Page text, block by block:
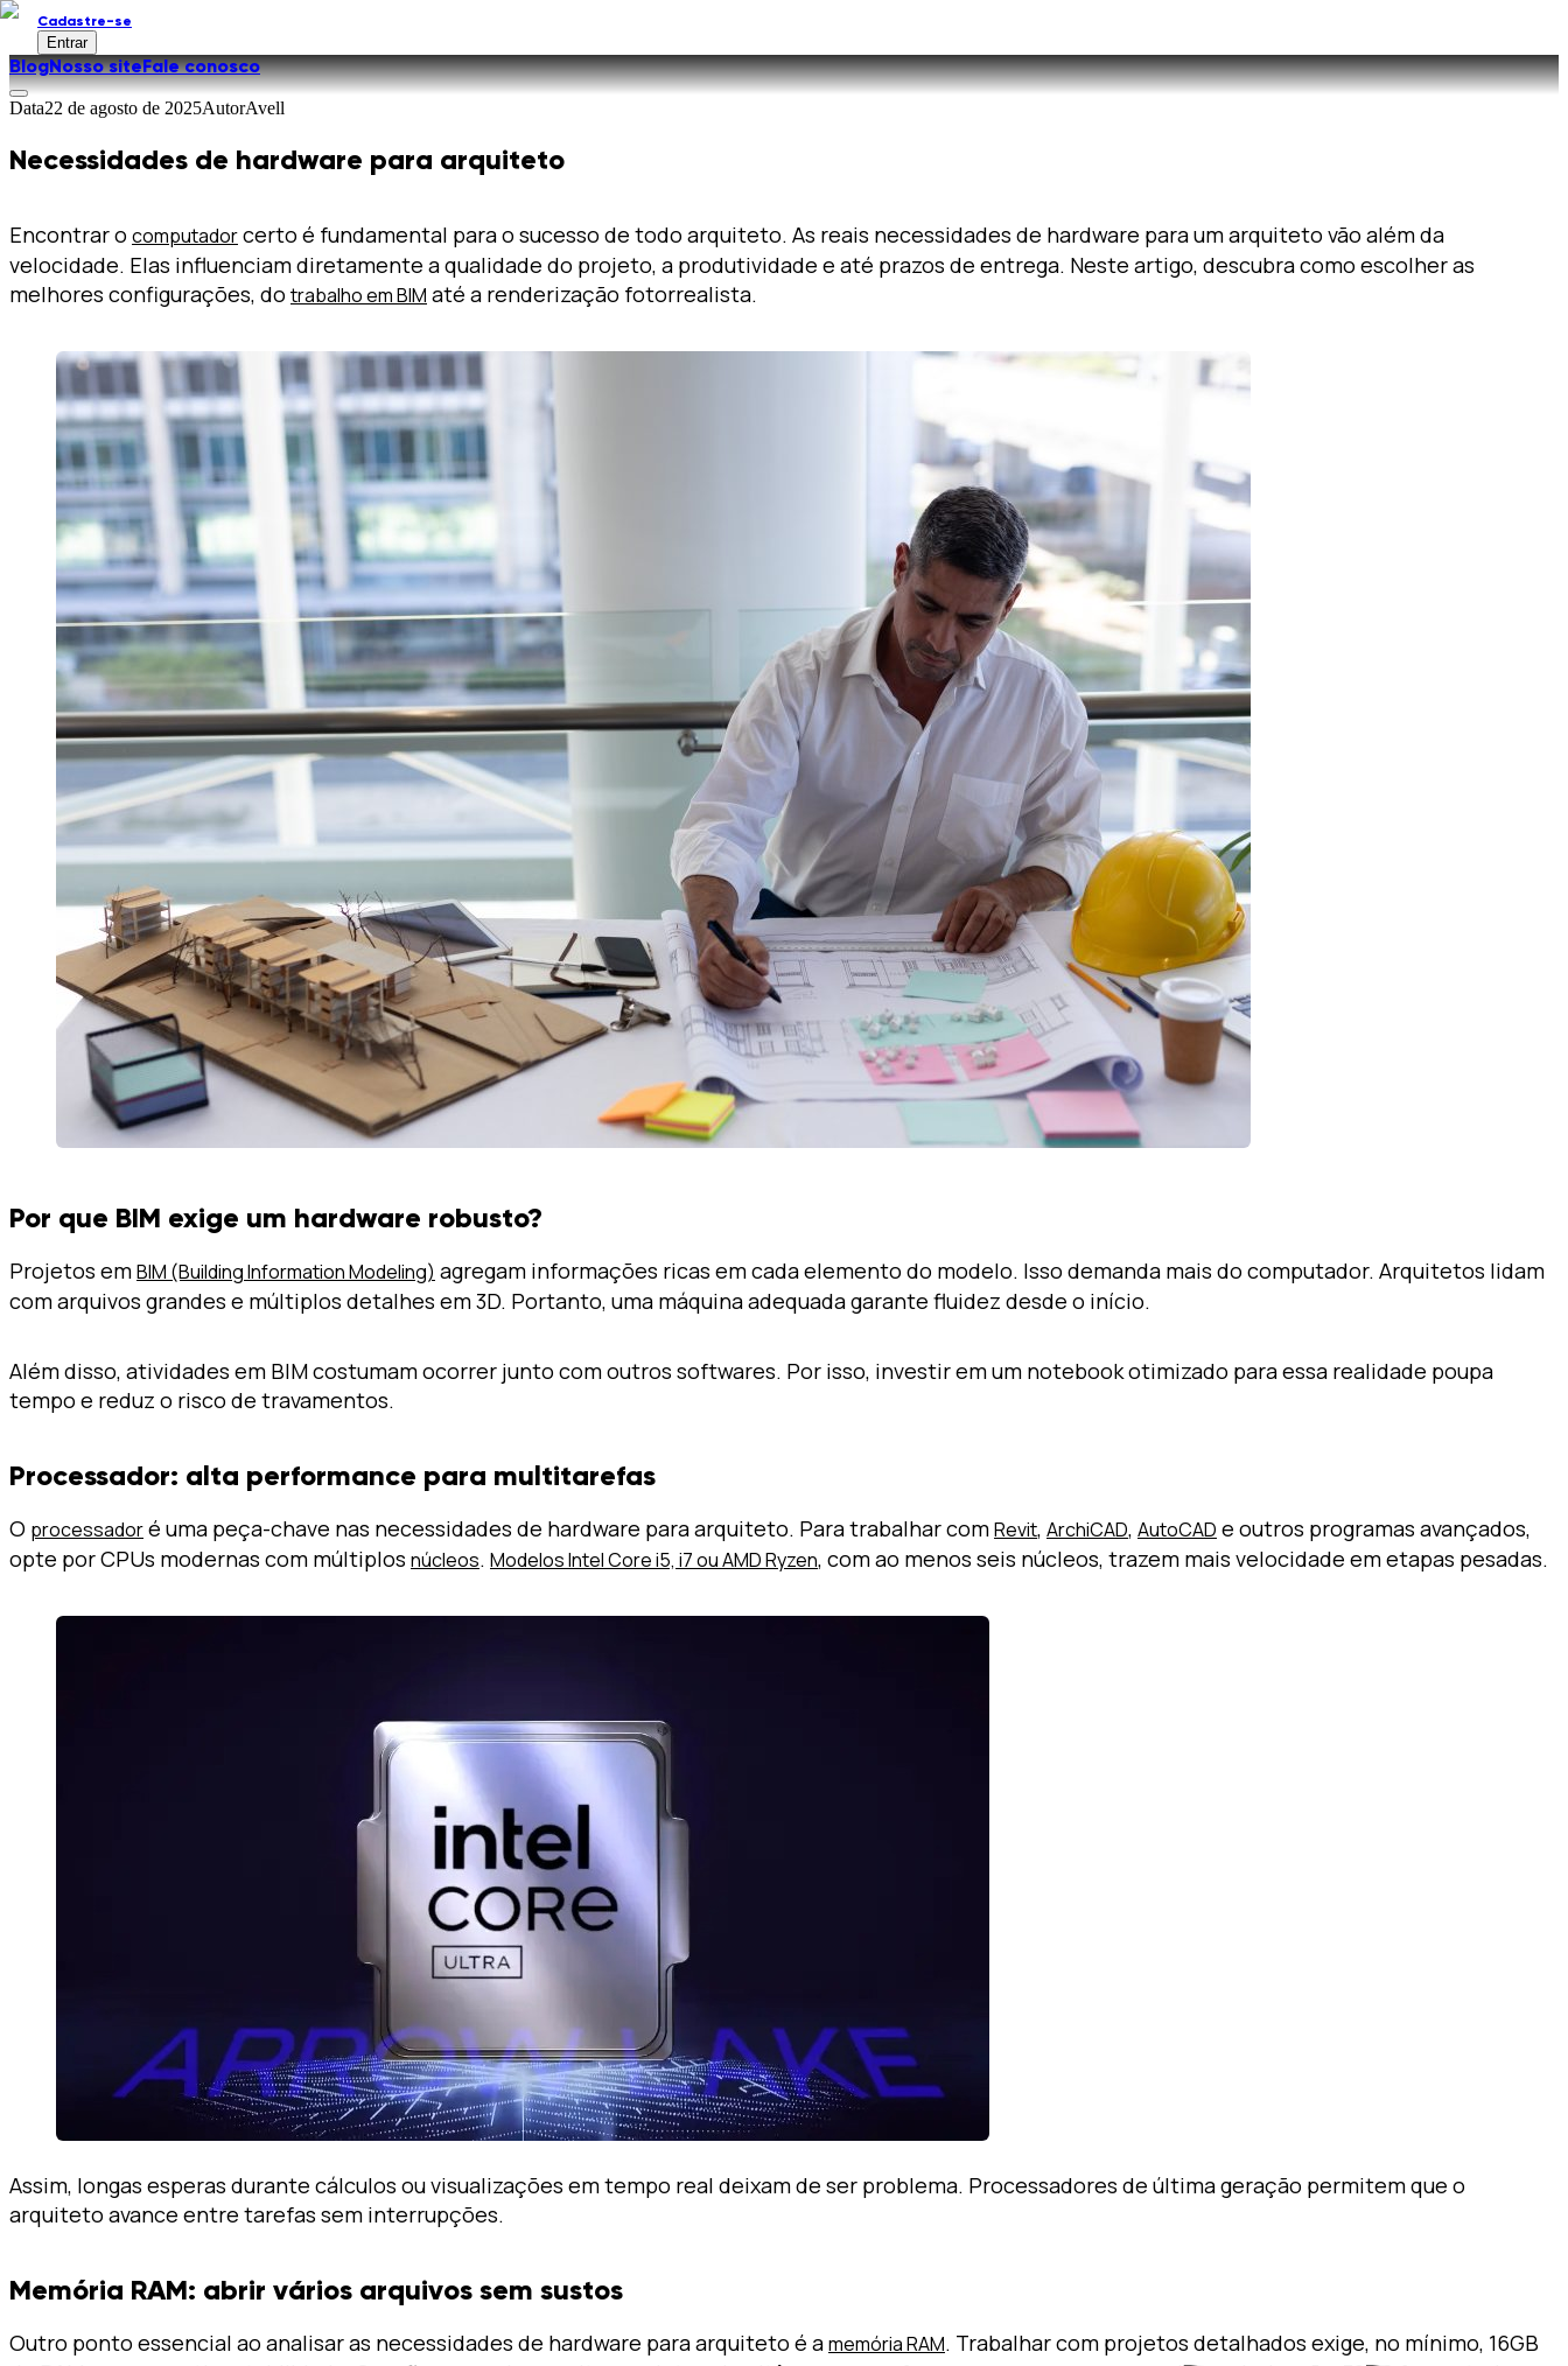
Cadastre-se
Entrar
BlogNosso siteFale conosco
Data22 de agosto de 2025AutorAvell
Necessidades de hardware para arquiteto
Encontrar o computadorcerto é fundamental para o sucesso de todo arquiteto. As reais necessidades de hardware para um arquiteto vão além da
velocidade. Elas influenciam diretamente a qualidade do projeto, a produtividade e até prazos de entrega. Neste artigo, descubra como escolher as
melhores configurações, dotrabalho em BIM até a renderização fotorrealista.
Por que BIM exige um hardware robusto?
Projetos emBIM (Building Information Modeling) agregam informações ricas em cada elemento do modelo. Isso demanda mais do computador. Arquitetos lidam
com arquivos grandes e múltiplos detalhes em 3D. Portanto, uma máquina adequada garante fluidez desde o início.
Além disso, atividades em BIM costumam ocorrer junto com outros softwares. Por isso, investir em um notebook otimizado para essa realidade poupa
tempo e reduz o risco de travamentos.
Processador: alta performance para multitarefas
O processadoré uma peça-chave nas necessidades de hardware para arquiteto. Para trabalhar comRevit, ArchiCAD, AutoCAD e outros programas avançados,
opte por CPUs modernas com múltiplos núcleos. Modelos Intel Core i5, i7 ou AMD Ryzen, com ao menos seis núcleos, trazem mais velocidade em etapas pesadas.
Assim, longas esperas durante cálculos ou visualizações em tempo real deixam de ser problema. Processadores de última geração permitem que o
arquiteto avance entre tarefas sem interrupções.
Memória RAM: abrir vários arquivos sem sustos
Outro ponto essencial ao analisar as necessidades de hardware para arquiteto é amemória RAM. Trabalhar com projetos detalhados exige, no mínimo, 16GB